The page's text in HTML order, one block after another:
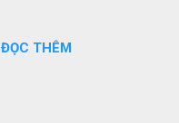
ĐỌC THÊM